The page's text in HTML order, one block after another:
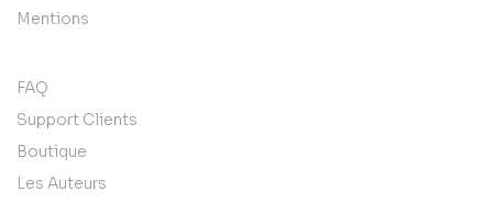
Mentions
FAQ
Support Clients
Boutique
Les Auteurs